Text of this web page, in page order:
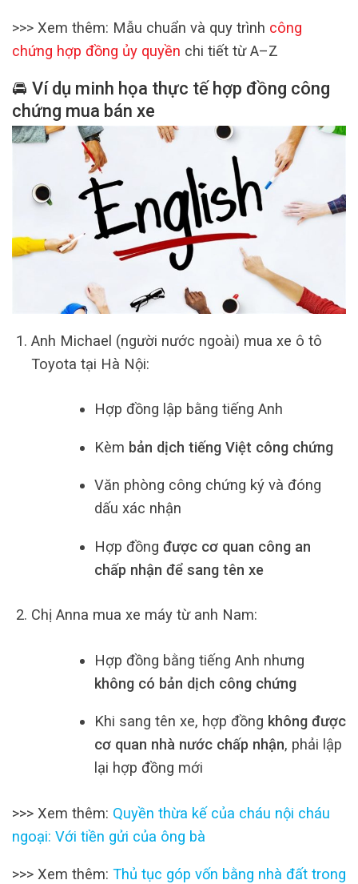
>>> Xem thêm: Mẫu chuẩn và quy trình công
chứng hợp đồng ủy quyền chi tiết từ A–Z
🚘 Ví dụ minh họa thực tế hợp đồng công
chứng mua bán xe
Anh Michael (người nước ngoài) mua xe ô tô
Toyota tại Hà Nội:
Hợp đồng lập bằng tiếng Anh
Kèm bản dịch tiếng Việt công chứng
Văn phòng công chứng ký và đóng
dấu xác nhận
Hợp đồng được cơ quan công an
chấp nhận để sang tên xe
Chị Anna mua xe máy từ anh Nam:
Hợp đồng bằng tiếng Anh nhưng
không có bản dịch công chứng
Khi sang tên xe, hợp đồng không được
cơ quan nhà nước chấp nhận, phải lập
lại hợp đồng mới
>>> Xem thêm: Quyền thừa kế của cháu nội cháu
ngoại: Với tiền gửi của ông bà
>>> Xem thêm: Thủ tục góp vốn bằng nhà đất trong